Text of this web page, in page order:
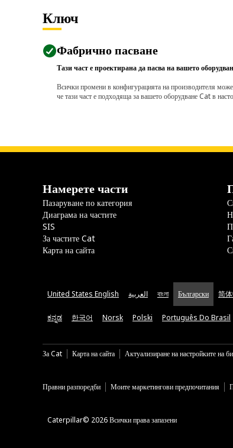
Ключ
Фабрично пасване
Тази част е проектирана да пасва на вашето
Всички промени в конфигурацията на производителя
че тази част е подходяща за вашето оборудване Cat в
Намерете части
Пазаруване по категория
Диаграма на частите
SIS
За частите Cat
Карта на сайта
United States English العربية বাংলা Български 简
ಕನ್ನಡ 한국어 Norsk Polski Português Do Brasil
За Cat Карта на сайта Актуализиране на настройките на
Правни разпоредби Моите маркетингови предпочитания
Caterpillar© 2026 Всички права запазени